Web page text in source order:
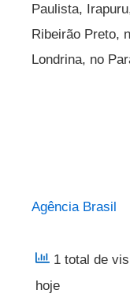
Paulista,
Ribeirão Preto,
Londrina, no
Agência Brasil
1 total de
hoje